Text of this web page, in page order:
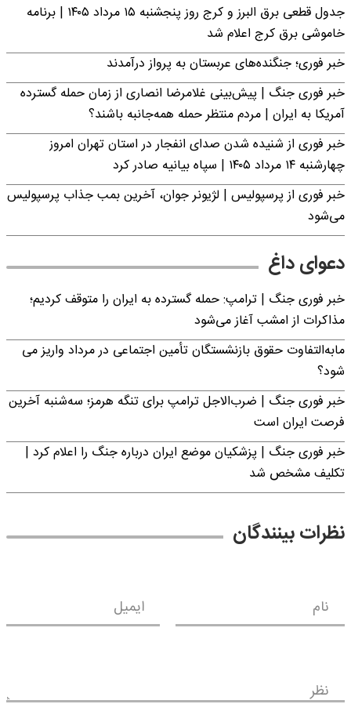
جدول قطعی برق البرز و کرج روز پنجشنبه ۱۵ مرداد ۱۴۰۵ | برنامه
خاموشی برق کرج اعلام شد
خبر فوری؛ جنگنده‌های عربستان به پرواز درآمدند
خبر فوری جنگ | پیش‌بینی غلامرضا انصاری از زمان حمله گسترده
آمریکا به ایران | مردم منتظر حمله همه‌جانبه باشند؟
خبر فوری از شنیده شدن صدای انفجار در استان تهران امروز
چهارشنبه ۱۴ مرداد ۱۴۰۵ | سپاه بیانیه صادر کرد
خبر فوری از پرسپولیس | لژیونر جوان، آخرین بمب جذاب پرسپولیس
می‌شود
دعوای داغ
خبر فوری جنگ | ترامپ: حمله گسترده به ایران را متوقف کردیم؛
مذاکرات از امشب آغاز می‌شود
مابه‌التفاوت حقوق بازنشستگان تأمین اجتماعی در مرداد واریز می
شود؟
خبر فوری جنگ | ضرب‌الاجل ترامپ برای تنگه هرمز؛ سه‌شنبه آخرین
فرصت ایران است
خبر فوری جنگ | پزشکیان موضع ایران درباره جنگ را اعلام کرد |
تکلیف مشخص شد
نظرات بینندگان
نام ایمیل
نظر